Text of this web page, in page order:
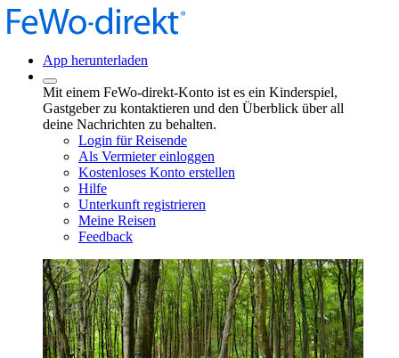
App herunterladen
Mit einem FeWo-direkt-Konto ist es ein Kinderspiel,
Gastgeber zu kontaktieren und den Überblick über all
deine Nachrichten zu behalten.
Login für Reisende
Als Vermieter einloggen
Kostenloses Konto erstellen
Hilfe
Unterkunft registrieren
Meine Reisen
Feedback